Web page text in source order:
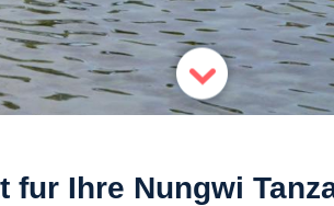
fur Ihre Nungwi